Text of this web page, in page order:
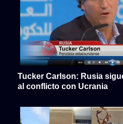
Tucker Carlson: Rusia
al conflicto con Ucrania